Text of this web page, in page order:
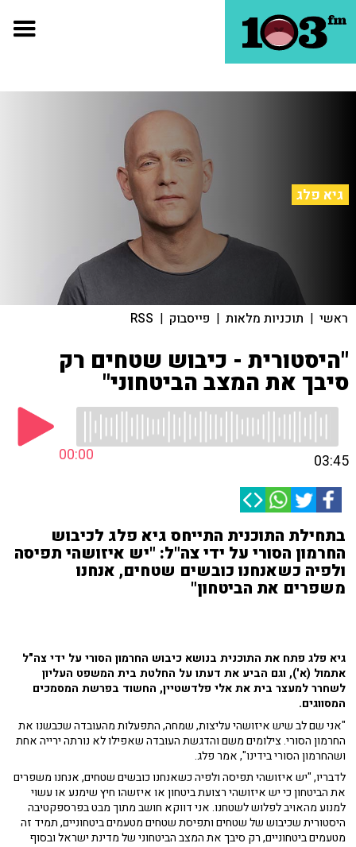
גיא פלג
ראשי | תוכניות מלאות | פייסבוק |
RSS
"היסטורית - כיבוש שטחים רק
סיבך את המצב הביטחוני"
00:00 03:45
בתחילת התוכנית התייחס גיא פלג לכיבוש
החרמון הסורי על ידי צה"ל: "יש איזושהי תפיסה
ולפיה כשאנחנו כובשים שטחים, אנחנו
משפרים את הביטחון"
גיא פלג פתח את התוכנית בנושא כיבוש החרמון הסורי על ידי צה"ל
אתמול (א'), וגם הביע את דעתו על החלטת בית המשפט העליון
לשחרר למעצר בית את אלי פלדשטיין, החשוד בפרשת המסמכים
המסווגים.
"אני שם לב שיש איזושהי עליצות, שמחה, התפעלות מהעובדה שכבשנו את
החרמון הסורי. צילומים משם והדגשת העובדה שאפילו לא נורתה ירייה אחת
ושהחרמון הסורי בידינו", אמר פלג.
לדבריו, "יש איזושהי תפיסה ולפיה כשאנחנו כובשים שטחים, אנחנו משפרים
את הביטחון כי יש איזושהי רצועת ביטחון או איזשהו חיץ שימנע או עשוי
למנוע מהאויב לפלוש לשטחנו. אני דווקא חושב מתוך מבט בפרספקטיבה
היסטורית שכיבוש של שטחים ותפיסת שטחים מטעמים ביטחוניים, תמיד זה
מטעמים ביטחוניים, רק סיבך את המצב הביטחוני של מדינת ישראל ובסוף